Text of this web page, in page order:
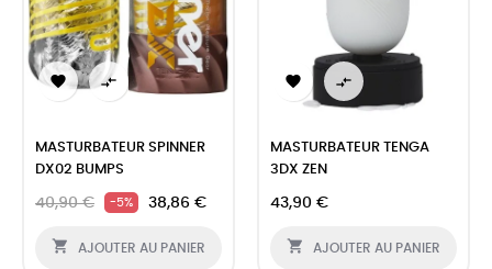
 
MASTURBATEUR SPINNER
DX02 BUMPS
40,90 € -5% 38,86 €
 AJOUTER AU PANIER
 
MASTURBATEUR TENGA
3DX ZEN
43,90 €
 AJOUTER AU PANIER